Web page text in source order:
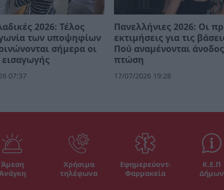
2026: Τέλος
των υποψηφίων
σήμερα οι
εισαγωγής
07:37
Πανελλήνιες 2026: Οι
εκτιμήσεις για τις
Πού αναμένονται
πτώση
17/07/2026 19:28
Άμεση
Χρήσιμα
τηλέφωνα
Εφημερεύοντα
Φαρμακεία
Κ.Ε.Π
Δήμων